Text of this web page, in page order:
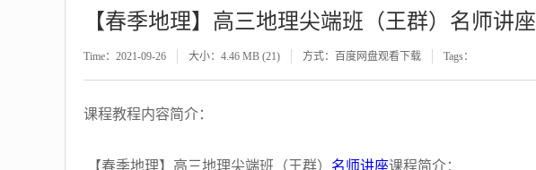
【春季地理】高三地理尖端班（王群）名师讲座
Time：2021-09-26 大小：4.46 MB (21) 方式：百度网盘观看下载 Tags：
课程教程内容简介：
【春季地理】高三地理尖端班（王群） 名师讲座课程简介：